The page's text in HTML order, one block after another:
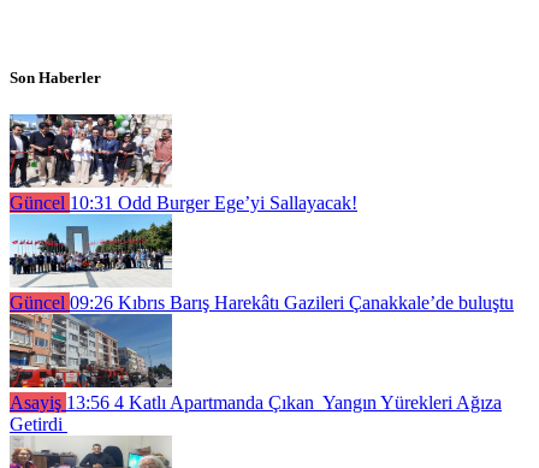
Son Haberler
Güncel 10:31 Odd Burger Ege’yi Sallayacak!
Güncel 09:26 Kıbrıs Barış Harekâtı Gazileri Çanakkale’de buluştu
Asayiş 13:56 4 Katlı Apartmanda Çıkan Yangın Yürekleri Ağıza
Getirdi